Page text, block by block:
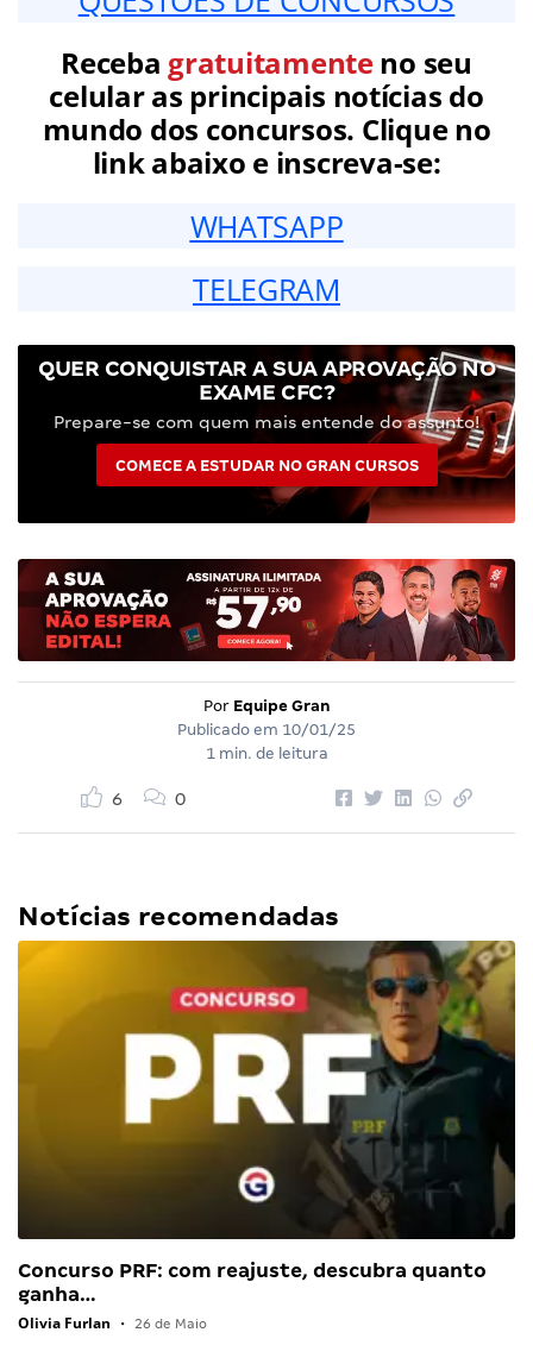
Receba gratuitamenteno seu
celular as principais notícias do
mundo dos concursos. Clique no
link abaixo e inscreva-se:
WHATSAPP
TELEGRAM
QUER CONQUISTAR A SUA APROVAÇÃO NO
EXAME CFC?
Prepare-se com quem mais entende do assunto!
COMECE A ESTUDAR NO GRAN CURSOS
Por Equipe Gran
Publicado em 10/01/25
1 min. de leitura
6 0
Notícias recomendadas
Concurso PRF: com reajuste, descubra quanto
ganha…
Olivia Furlan • 26 de Maio